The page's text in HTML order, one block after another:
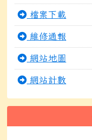
檔案下載
維修通報
網站地圖
網站計數